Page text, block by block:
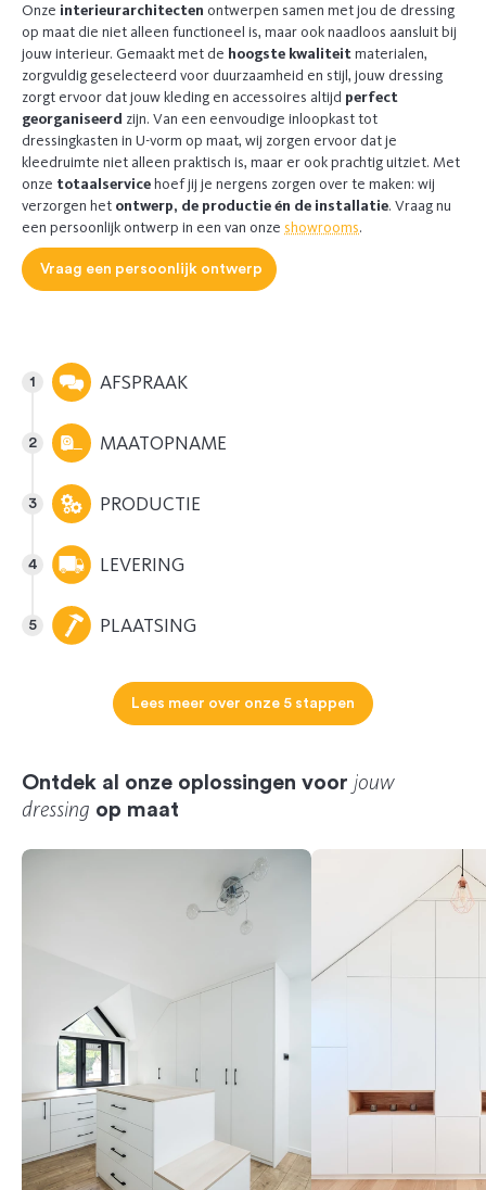
Onze interieurarchitecten ontwerpen samen met jou de dressing
op maat die niet alleen functioneel is, maar ook naadloos aansluit bij
jouw interieur. Gemaakt met de hoogste kwaliteitmaterialen,
zorgvuldig geselecteerd voor duurzaamheid en stijl, jouw dressing
zorgt ervoor dat jouw kleding en accessoires altijd perfect
georganiseerd zijn. Van een eenvoudige inloopkast tot
dressingkasten in U-vorm op maat, wij zorgen ervoor dat je
kleedruimte niet alleen praktisch is, maar er ook prachtig uitziet. Met
onze totaalservicehoef jij je nergens zorgen over te maken: wij
verzorgen het ontwerp, de productie én de installatie. Vraag nu
een persoonlijk ontwerp in een van onze showrooms.
Vraag een persoonlijk ontwerp
AFSPRAAK
MAATOPNAME
PRODUCTIE
LEVERING
PLAATSING
Lees meer over onze 5 stappen
Ontdek al onze oplossingen voor jouw
dressing op maat